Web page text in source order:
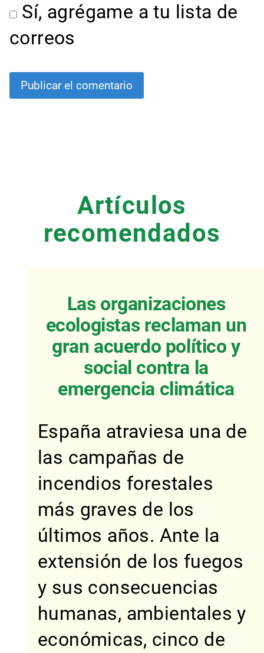
Sí, agrégame a tu lista de
correos
Artículos
recomendados
Las organizaciones
ecologistas reclaman un
gran acuerdo político y
social contra la
emergencia climática
España atraviesa una de
las campañas de
incendios forestales
más graves de los
últimos años. Ante la
extensión de los fuegos
y sus consecuencias
humanas, ambientales y
económicas, cinco de